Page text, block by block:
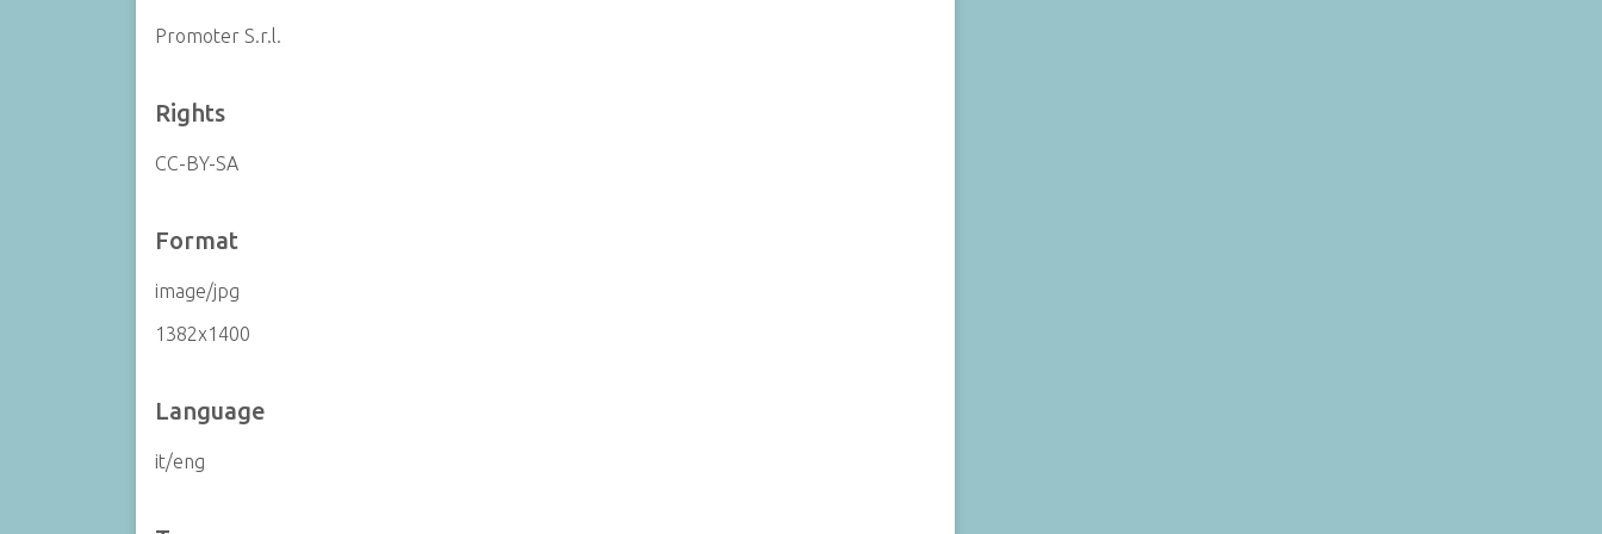
Promoter S.r.l.
Rights
CC-BY-SA
Format
image/jpg
1382x1400
Language
it/eng